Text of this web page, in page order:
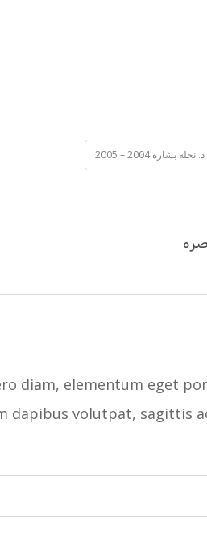
د. نخله بشاره 2004 – 2005
diam, elementum eget
dapibus volutpat, sagittis